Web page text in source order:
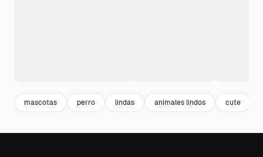
mascotas perro lindas animales lindos cute